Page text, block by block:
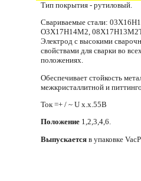
Тип покрытия - рутиловый.
Свариваемые стали:
О3Х17Н14М2,
Электрод с высокими
свойствами для сварки во
поло­жениях.
Обеспечивает стойкость
межкристаллитной и
Ток =+ / ~ U x.x.55B
Положение1,2,3,4,6.
Выпускаетсяв упаковке